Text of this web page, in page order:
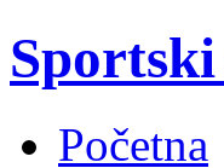
Sportski
Početna